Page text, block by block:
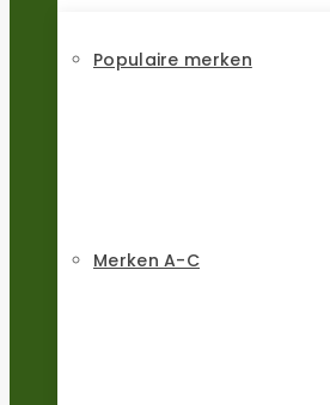
Populaire merken
Merken A-C